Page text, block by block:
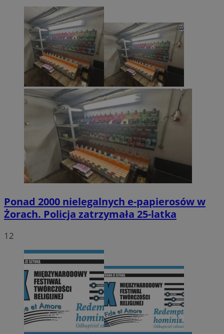
Ponad 2000 nielegalnych e-papierosów w
Żorach. Policja zatrzymała 25-latka
12